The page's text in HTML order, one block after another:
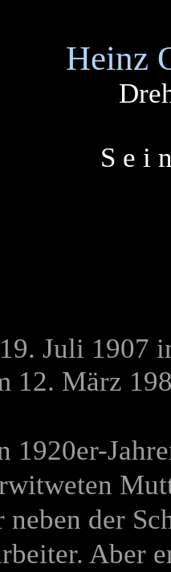
Heinz
S e i
Juli 1907
12. März
1920er-
neben der
Aber